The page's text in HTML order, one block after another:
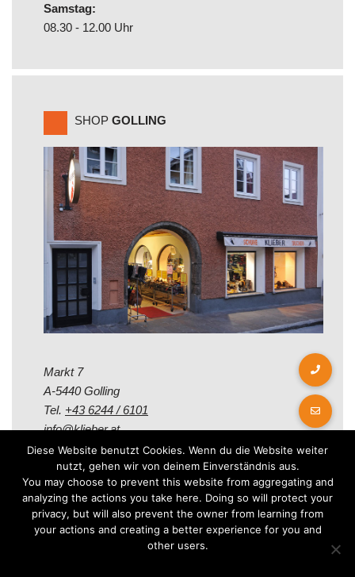
Samstag:
08.30 - 12.00 Uhr
SHOP GOLLING
Markt 7
A-5440 Golling
Tel. +43 6244 / 6101
info@klieber.at
Öffungszeiten
Montag - Freitag:
08.00 - 12.00 Uhr
Diese Website benutzt Cookies. Wenn du die Website weiter
nutzt, gehen wir von deinem Einverständnis aus.
You may choose to prevent this website from aggregating and
analyzing the actions you take here. Doing so will protect your
privacy, but will also prevent the owner from learning from
your actions and creating a better experience for you and
other users.